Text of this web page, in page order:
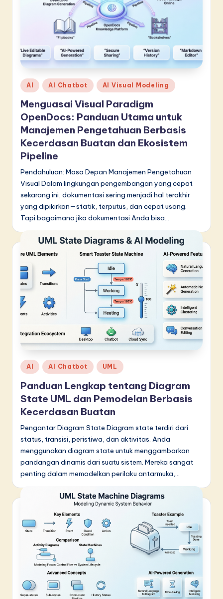
Posted
in
AI AI Chatbot AI Visual Modeling
Menguasai Visual Paradigm
OpenDocs: Panduan Utama untuk
Manajemen Pengetahuan Berbasis
Kecerdasan Buatan dan Ekosistem
Pipeline
Pendahuluan: Masa Depan Manajemen Pengetahuan
Visual Dalam lingkungan pengembangan yang cepat
sekarang ini, dokumentasi sering menjadi hal terakhir
yang dipikirkan—statik, terputus, dan cepat usang.
Tapi bagaimana jika dokumentasi Anda bisa…
Posted
in
AI AI Chatbot UML
Panduan Lengkap tentang Diagram
State UML dan Pemodelan Berbasis
Kecerdasan Buatan
Pengantar Diagram State Diagram state terdiri dari
status, transisi, peristiwa, dan aktivitas. Anda
menggunakan diagram state untuk menggambarkan
pandangan dinamis dari suatu sistem. Mereka sangat
penting dalam memodelkan perilaku antarmuka,…